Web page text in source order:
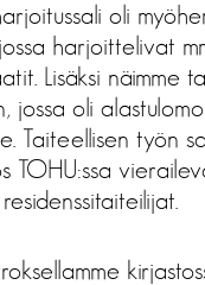
oli
harjoittelivat
Lisäksi näimme
jossa oli
Taiteellisen työn
TOHU:ssa